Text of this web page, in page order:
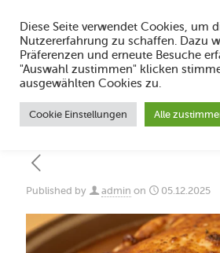
Dorsten essen: Hähnchen
Published by admin on 05.12.2025
Diese Seite verwendet Cookies, um
Nutzererfahrung zu schaffen. Dazu
Präferenzen und erneute Besuche
"Auswahl zustimmen" klicken
ausgewählten Cookies zu.
Cookie Einstellungen Alle